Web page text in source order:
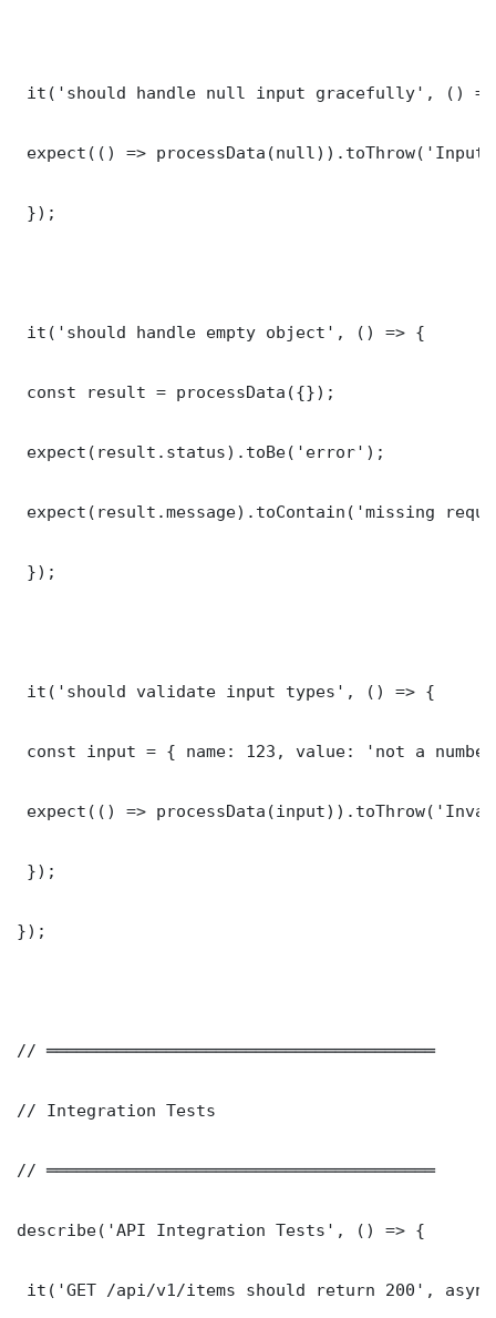
it('should handle null input gracefully', ()
expect(() =>
});
it('should handle empty object', () => {
const result = processData({});
expect(result.status).toBe('error');
expect(result.message).toContain('missing
});
it('should validate input types', () => {
const input = { name: 123, value: 'not a
expect(() =>
});
});
// ═══════════════════════════════════════
// Integration Tests
// ═══════════════════════════════════════
describe('API Integration Tests', () => {
it('GET /api/v1/items should return 200',